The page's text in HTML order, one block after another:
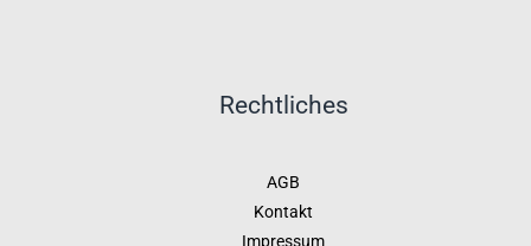
Rechtliches
AGB
Kontakt
Impressum